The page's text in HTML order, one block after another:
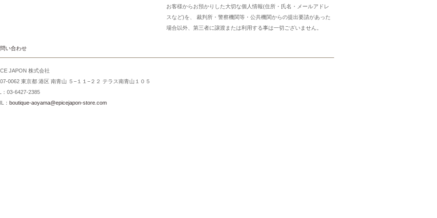
お客様からお預かりした大切な個人情報(住所・氏名・メールアドレ
スなど)を、 裁判所・警察機関等・公共機関からの提出要請があった
場合以外、第三者に譲渡または利用する事は一切ございません。
い合わせ
JAPON 株式会社
0062 東京都 港区 南青山 ５−１１−２２ テラス南青山１０５
：03-6427-2385
： boutique-aoyama@epicejapon-store.com